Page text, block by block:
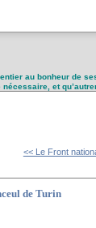
au bonheur de
nécessaire, et
<< Le Front
de Turin